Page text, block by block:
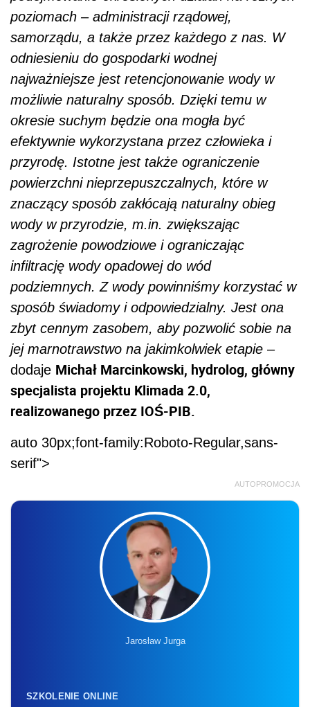
poziomach – administracji rządowej,
samorządu, a także przez każdego z nas. W
odniesieniu do gospodarki wodnej
najważniejsze jest retencjonowanie wody w
możliwie naturalny sposób. Dzięki temu w
okresie suchym będzie ona mogła być
efektywnie wykorzystana przez człowieka i
przyrodę. Istotne jest także ograniczenie
powierzchni nieprzepuszczalnych, które w
znaczący sposób zakłócają naturalny obieg
wody w przyrodzie, m.in. zwiększając
zagrożenie powodziowe i ograniczając
infiltrację wody opadowej do wód
podziemnych. Z wody powinniśmy korzystać w
sposób świadomy i odpowiedzialny. Jest ona
zbyt cennym zasobem, aby pozwolić sobie na
jej marnotrawstwo na jakimkolwiek etapie –
dodaje Michał Marcinkowski, hydrolog, główny
specjalista projektu Klimada 2.0,
realizowanego przez IOŚ-PIB.
auto 30px;font-family:Roboto-Regular,sans-
serif">
AUTOPROMOCJA
Jarosław Jurga
SZKOLENIE ONLINE